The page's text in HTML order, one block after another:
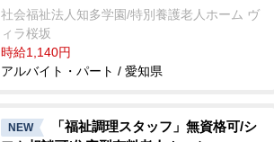
社会福祉法人知多学園/特別養護老人ホーム ヴ
ィラ桜坂
時給1,140円
アルバイト・パート / 愛知県
NEW
「福祉調理スタッフ」無資格可/シ